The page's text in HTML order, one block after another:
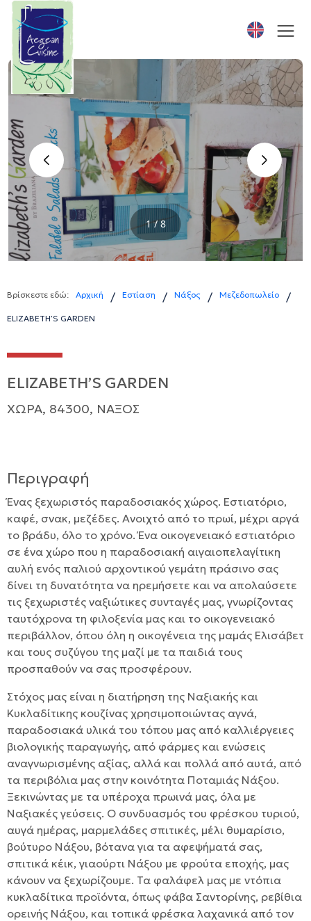
‹ ›
1 / 8
Βρίσκεστε εδώ: Αρχική / Εστίαση / Νάξος / Μεζεδοπωλείο /
ELIZABETH’S GARDEN
ELIZABETH’S GARDEN
ΧΩΡΑ, 84300, ΝΑΞΟΣ
Περιγραφή
Ένας ξεχωριστός παραδοσιακός χώρος. Εστιατόριο,
καφέ, σνακ, μεζέδες. Ανοιχτό από το πρωί, μέχρι αργά
το βράδυ, όλο το χρόνο. Ένα οικογενειακό εστιατόριο
σε ένα χώρο που η παραδοσιακή αιγαιοπελαγίτικη
αυλή ενός παλιού αρχοντικού γεμάτη πράσινο σας
δίνει τη δυνατότητα να ηρεμήσετε και να απολαύσετε
τις ξεχωριστές ναξιώτικες συνταγές μας, γνωρίζοντας
ταυτόχρονα τη φιλοξενία μας και το οικογενειακό
περιβάλλον, όπου όλη η οικογένεια της μαμάς Ελισάβετ
και τους συζύγου της μαζί με τα παιδιά τους
προσπαθούν να σας προσφέρουν.
Στόχος μας είναι η διατήρηση της Ναξιακής και
Κυκλαδίτικης κουζίνας χρησιμοποιώντας αγνά,
παραδοσιακά υλικά του τόπου μας από καλλιέργειες
βιολογικής παραγωγής, από φάρμες και ενώσεις
αναγνωρισμένης αξίας, αλλά και πολλά από αυτά, από
τα περιβόλια μας στην κοινότητα Ποταμιάς Νάξου.
Ξεκινώντας με τα υπέροχα πρωινά μας, όλα με
Ναξιακές γεύσεις. Ο συνδυασμός του φρέσκου τυριού,
αυγά ημέρας, μαρμελάδες σπιτικές, μέλι θυμαρίσιο,
βούτυρο Νάξου, βότανα για τα αφεψήματά σας,
σπιτικά κέικ, γιαούρτι Νάξου με φρούτα εποχής, μας
κάνουν να ξεχωρίζουμε. Τα φαλάφελ μας με ντόπια
κυκλαδίτικα προϊόντα, όπως φάβα Σαντορίνης, ρεβίθια
ορεινής Νάξου, και τοπικά φρέσκα λαχανικά από τον